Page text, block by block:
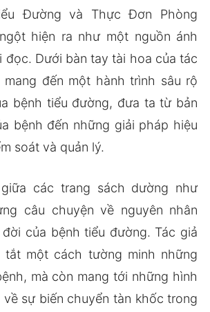
Đường và Thực Đơn Phòng
hiện ra như một nguồn ánh
đọc. Dưới bàn tay tài hoa của tác
mang đến một hành trình sâu rộ
bệnh tiểu đường, đưa ta từ bản
bệnh đến những giải pháp hiệu
soát và quản lý.
các trang sách dường như
câu chuyện về nguyên nhân
của bệnh tiểu đường. Tác giả
tắt một cách tường minh những
mà còn mang tới những hình
sự biến chuyển tàn khốc trong